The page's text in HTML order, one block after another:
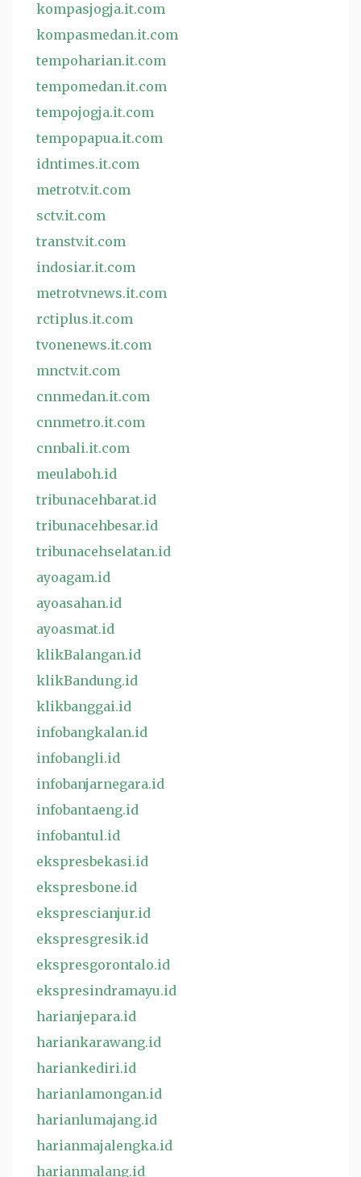
kompasjogja.it.com
kompasmedan.it.com
tempoharian.it.com
tempomedan.it.com
tempojogja.it.com
tempopapua.it.com
idntimes.it.com
metrotv.it.com
sctv.it.com
transtv.it.com
indosiar.it.com
metrotvnews.it.com
rctiplus.it.com
tvonenews.it.com
mnctv.it.com
cnnmedan.it.com
cnnmetro.it.com
cnnbali.it.com
meulaboh.id
tribunacehbarat.id
tribunacehbesar.id
tribunacehselatan.id
ayoagam.id
ayoasahan.id
ayoasmat.id
klikBalangan.id
klikBandung.id
klikbanggai.id
infobangkalan.id
infobangli.id
infobanjarnegara.id
infobantaeng.id
infobantul.id
ekspresbekasi.id
ekspresbone.id
eksprescianjur.id
ekspresgresik.id
ekspresgorontalo.id
ekspresindramayu.id
harianjepara.id
hariankarawang.id
hariankediri.id
harianlamongan.id
harianlumajang.id
harianmajalengka.id
harianmalang.id